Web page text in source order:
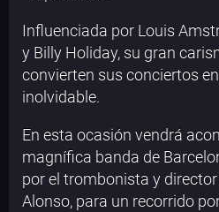
Influenciada por Louis
y Billy Holiday, su gran
convierten sus conciertos
inolvidable.
En esta ocasión vendrá
magnífica banda de
por el trombonista y
Alonso, para un recorrido